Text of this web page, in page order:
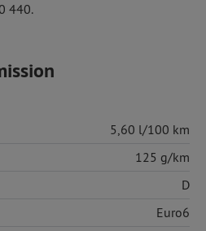
440.
5,60 l/100 km
125 g/km
D
Euro6